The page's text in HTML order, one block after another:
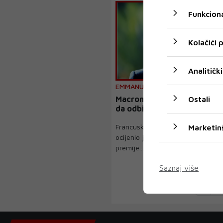
EMMANUEL MACRON
Macron: Bila bi greška
da odbije prekid vatre u
Francuski predsjednik Emmanuel
ocijenio je da bi bila "pogreška"
premije...
Kolačići
Analitički
Ostali
Saznaj više